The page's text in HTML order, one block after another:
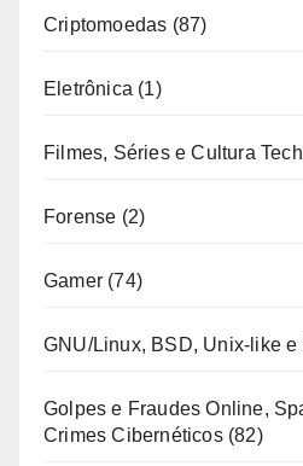
Criptomoedas (87)
Eletrônica (1)
Filmes, Séries e Cultura
Forense (2)
Gamer (74)
GNU/Linux, BSD, Unix-like e
Golpes e Fraudes Online,
Crimes Cibernéticos(82)